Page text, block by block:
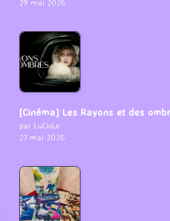
29 mai 2026
[Cinéma] Les Rayons et des
par LuCioLe
27 mai 2026